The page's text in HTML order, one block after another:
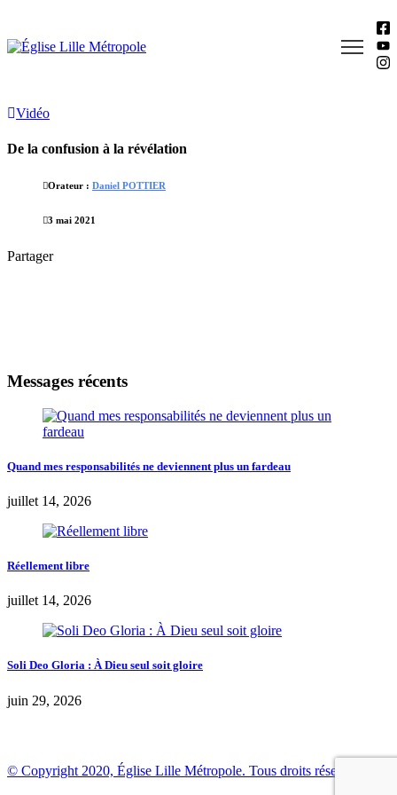
Vidéo
De la confusion à la révélation
Orateur : Daniel POTTIER
3 mai 2021
Partager
Messages récents
Quand mes responsabilités ne deviennent plus un fardeau
juillet 14, 2026
Réellement libre
juillet 14, 2026
Soli Deo Gloria : À Dieu seul soit gloire
juin 29, 2026
© Copyright 2020, Église Lille Métropole. Tous droits réservés.